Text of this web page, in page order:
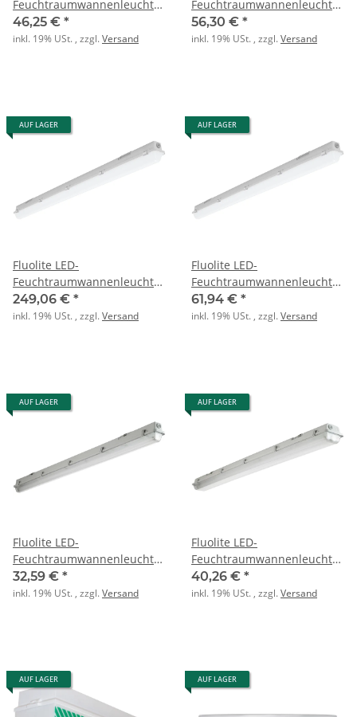
Feuchtraumwannenleuchte
63241050
46,25 € *
inkl. 19% USt. , zzgl.Versand
Feuchtraumwannenleuchte
63241350
56,30 € *
inkl. 19% USt. , zzgl.Versand
AUF LAGER
Fluolite LED-
Feuchtraumwannenleuchte
63241580
249,06 € *
inkl. 19% USt. , zzgl.Versand
AUF LAGER
Fluolite LED-
Feuchtraumwannenleuchte
PAC-D EL ML 1500 4TK
5900/3700lm 43/25W
61,94 € *
inkl. 19% USt. , zzgl.Versand
AUF LAGER
Fluolite LED-
Feuchtraumwannenleuchte
PAC-D für 1x LEDtube 1500
32,59 € *
inkl. 19% USt. , zzgl.Versand
AUF LAGER
Fluolite LED-
Feuchtraumwannenleuchte
PAC-D für 2x LEDtube 1500
40,26 € *
inkl. 19% USt. , zzgl.Versand
AUF LAGER AUF LAGER